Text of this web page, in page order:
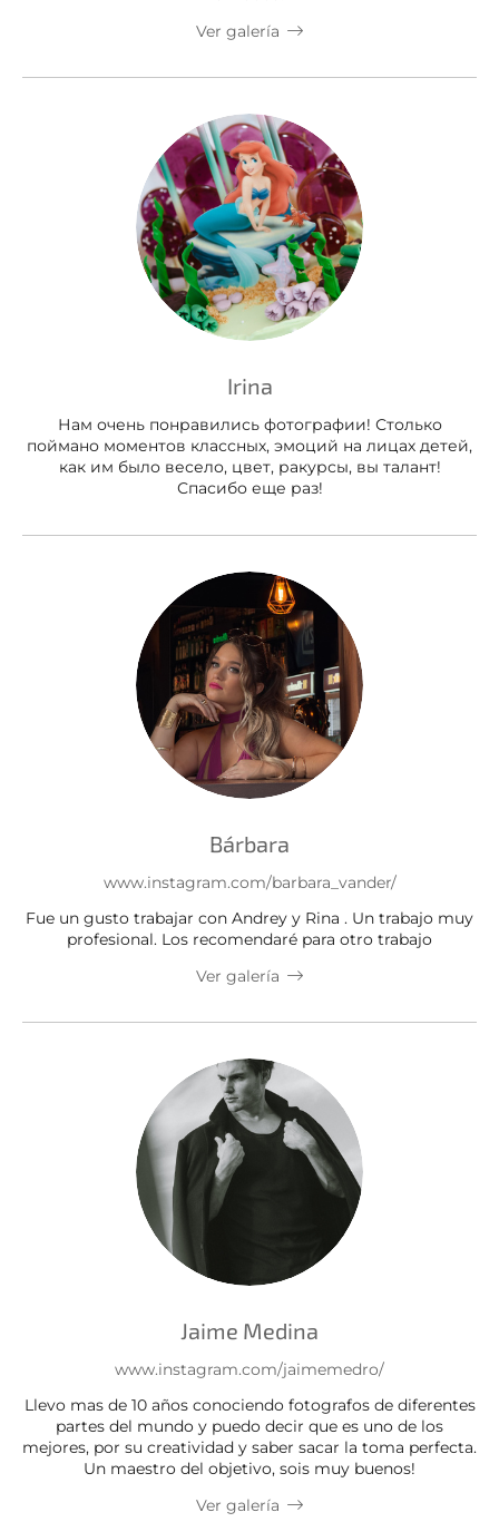
Ver galería
Irina
Нам очень понравились фотографии! Столько
поймано моментов классных, эмоций на лицах детей,
как им было весело, цвет, ракурсы, вы талант!
Спасибо еще раз!
Bárbara
www.instagram.com/barbara_vander/
Fue un gusto trabajar con Andrey y Rina . Un trabajo muy
profesional. Los recomendaré para otro trabajo
Ver galería
Jaime Medina
www.instagram.com/jaimemedro/
Llevo mas de 10 años conociendo fotografos de diferentes
partes del mundo y puedo decir que es uno de los
mejores, por su creatividad y saber sacar la toma perfecta.
Un maestro del objetivo, sois muy buenos!
Ver galería